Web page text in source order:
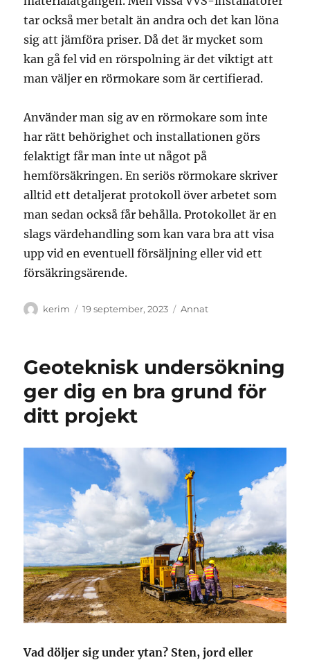
tar också mer betalt än andra och det kan löna
sig att jämföra priser. Då det är mycket som
kan gå fel vid en rörspolning är det viktigt att
man väljer en rörmokare som är certifierad.
Använder man sig av en rörmokare som inte
har rätt behörighet och installationen görs
felaktigt får man inte ut något på
hemförsäkringen. En seriös rörmokare skriver
alltid ett detaljerat protokoll över arbetet som
man sedan också får behålla. Protokollet är en
slags värdehandling som kan vara bra att visa
upp vid en eventuell försäljning eller vid ett
försäkringsärende.
Författare
kerim
Publicerat
19 september, 2023 Kategorier
Annat
Geoteknisk undersökning
ger dig en bra grund för
ditt projekt
Vad döljer sig under ytan? Sten, jord eller